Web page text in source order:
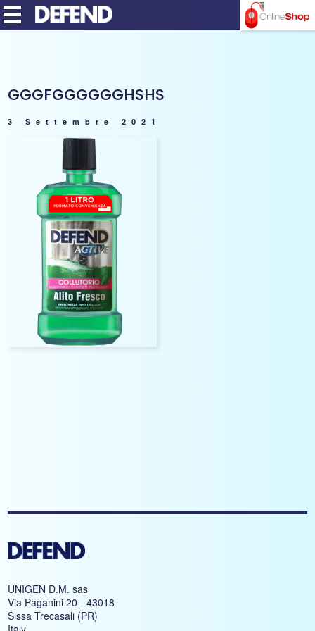
MENU
GGGFGGGGGGHSHS
3 Settembre 2021
UNIGEN D.M. sas
Via Paganini 20 - 43018
Sissa Trecasali (PR)